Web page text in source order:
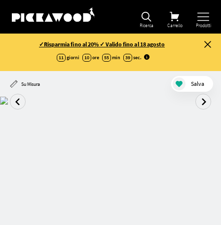
Ricerca Carrello Prodotti
✓Risparmia fino al 20% ✓ Valido fino al 18 agosto
11 giorni 10 ore 55 min 39 sec.
Su Misura Salva